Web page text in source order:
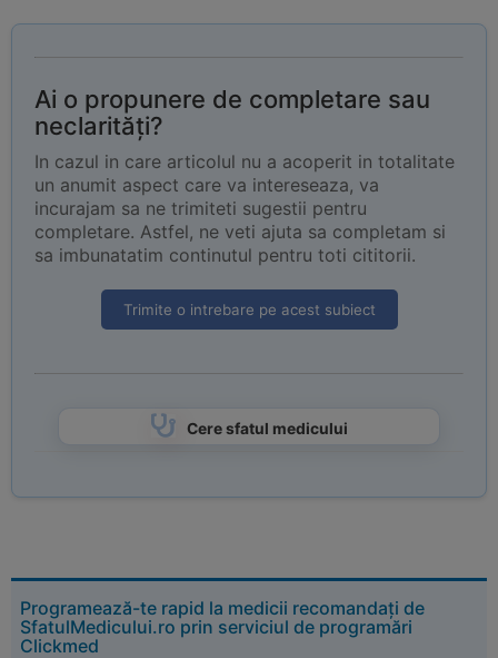
Ai o propunere de completare sau
neclarități?
In cazul in care articolul nu a acoperit in totalitate
un anumit aspect care va intereseaza, va
incurajam sa ne trimiteti sugestii pentru
completare. Astfel, ne veti ajuta sa completam si
sa imbunatatim continutul pentru toti cititorii.
Trimite o intrebare pe acest subiect
Cere sfatul medicului
Programează-te rapid la medicii recomandați de
SfatulMedicului.ro prin serviciul de programări
Clickmed